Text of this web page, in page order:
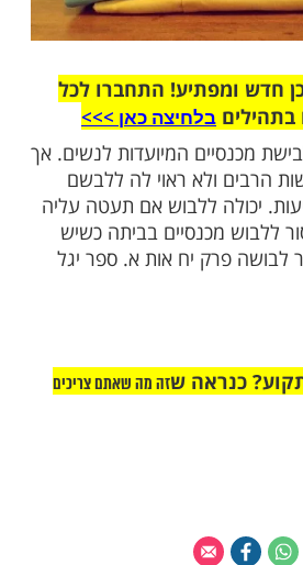
התחברו לכל
המיועדות לנשים. אך
ולא ראוי לה ללבשם
ללבוש אם תעטה עליה